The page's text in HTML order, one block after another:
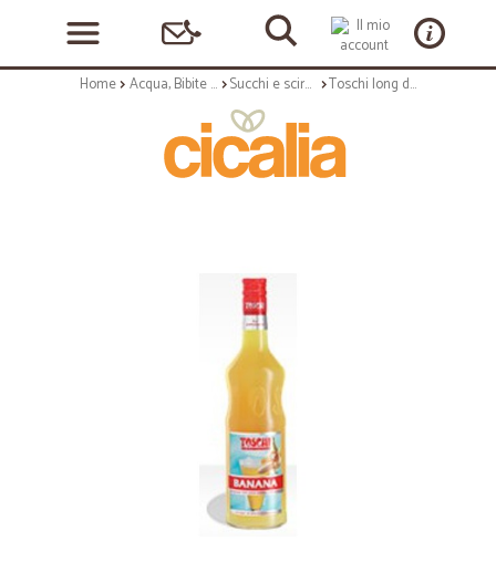
Home Acqua, Bibite e Alcolici Succhi e sciroppi Toschi long drink banana 1,32 kg